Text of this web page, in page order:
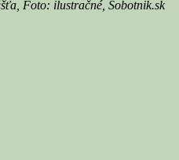
Foto: ilustračné, Sobotnik.sk